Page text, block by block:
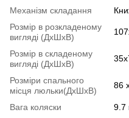
Механізм складання
Розмір в розкладеному
вигляді (ДхШхВ)
Розмір в складеному
вигляді (ДхШхВ)
Розміри спального
місця люльки(ДхШхВ)
86
Вага коляски
9.7